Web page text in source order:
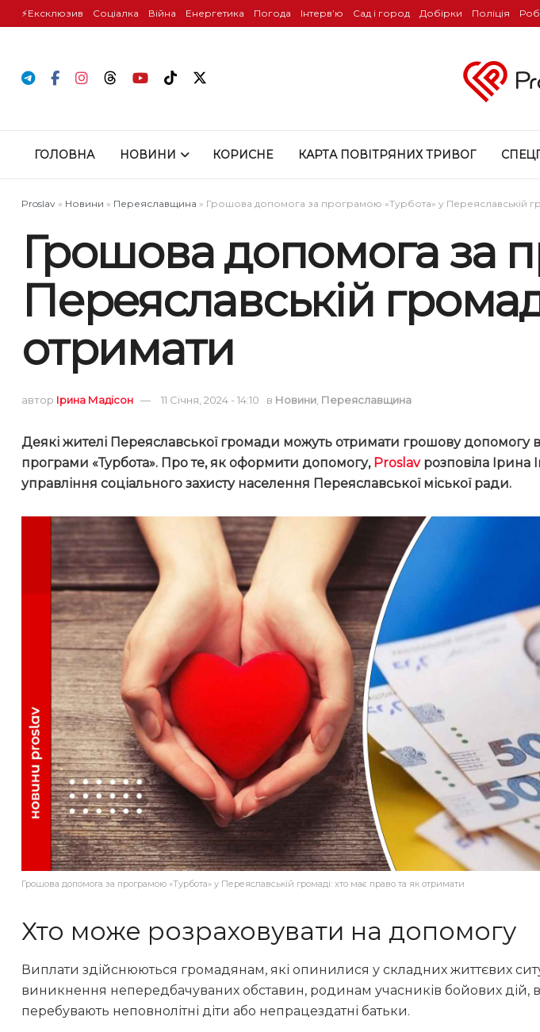
⚡️Ексклюзив Соціалка Війна Енергетика Погода Інтервʼю Сад і город Добірки Поліція
ГОЛОВНА НОВИНИ КОРИСНЕ КАРТА ПОВІТРЯНИХ ТРИВОГ
Proslav » Новини » Переяславщина » Грошова допомога за програмою «Турбота» у Переяславській
Грошова допомога за
Переяславській
отримати
автор Ірина Мадісон 11 Січня, 2024 - 14:10 в Новини, Переяславщина
Деякі жителі Переяславської громади можуть отримати грошову допомогу
програми «Турбота». Про те, як оформити допомогу, Proslav розповіла Ірина
управління соціального захисту населення Переяславської міської ради.
Грошова допомога за програмою «Турбота» у Переяславській громаді: хто має право та як отримати
Хто може розраховувати на допомогу
Виплати здійснюються громадянам, які опинилися у складних життєвих
виникнення непередбачуваних обставин, родинам учасників бойових дій,
перебувають неповнолітні діти або непрацездатні батьки.